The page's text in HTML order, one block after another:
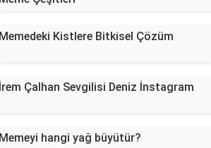
Memedeki Kistlere Bitkisel Çözüm
İrem Çalhan Sevgilisi Deniz İnstagram
Memeyi hangi yağ büyütür?